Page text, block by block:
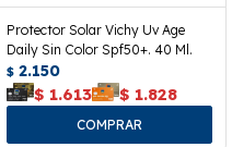
Protector Solar Vichy Uv Age
Daily Sin Color Spf50+. 40 Ml.
$ 2.150
$ 1.613 $ 1.828